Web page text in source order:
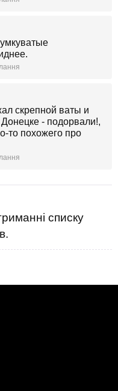
скрепной ваты и
- подорвали!,
то похожего про
списку